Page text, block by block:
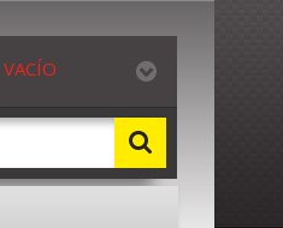
VACÍO